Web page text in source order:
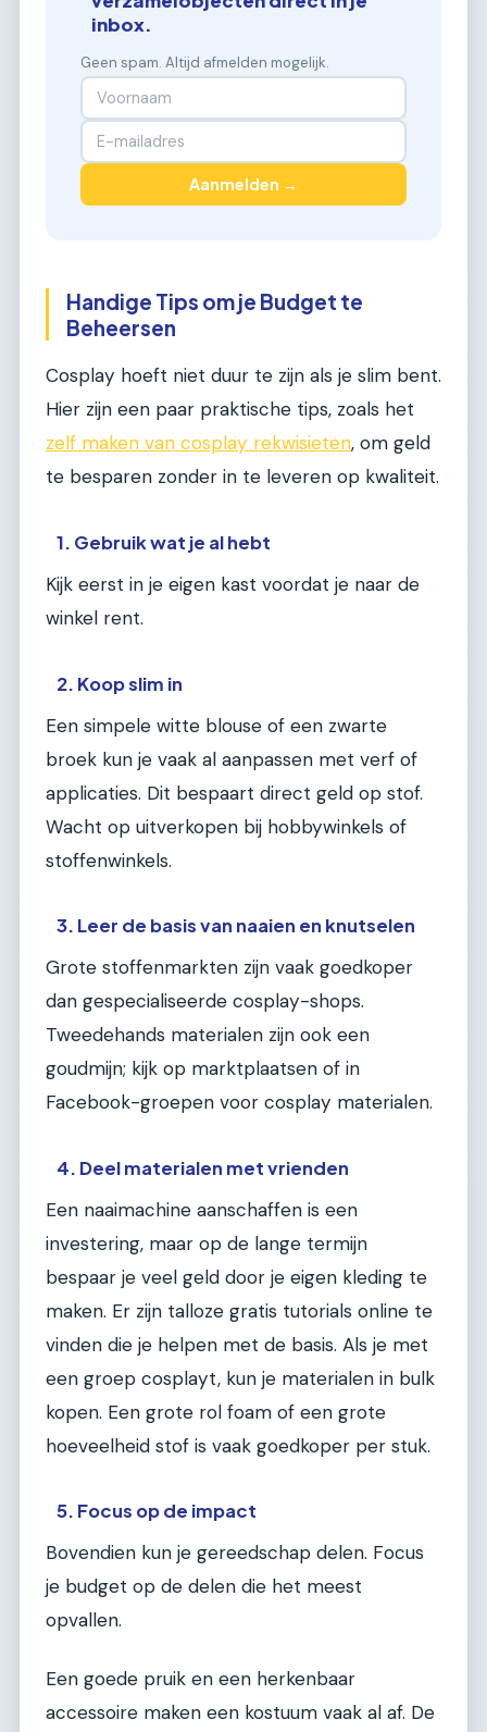
inbox.
Geen spam. Altijd afmelden mogelijk.
Aanmelden →
Handige Tips om je Budget te
Beheersen
Cosplay hoeft niet duur te zijn als je slim bent.
Hier zijn een paar praktische tips, zoals het
zelf maken van cosplay rekwisieten, om geld
te besparen zonder in te leveren op kwaliteit.
1. Gebruik wat je al hebt
Kijk eerst in je eigen kast voordat je naar de
winkel rent.
2. Koop slim in
Een simpele witte blouse of een zwarte
broek kun je vaak al aanpassen met verf of
applicaties. Dit bespaart direct geld op stof.
Wacht op uitverkopen bij hobbywinkels of
stoffenwinkels.
3. Leer de basis van naaien en knutselen
Grote stoffenmarkten zijn vaak goedkoper
dan gespecialiseerde cosplay-shops.
Tweedehands materialen zijn ook een
goudmijn; kijk op marktplaatsen of in
Facebook-groepen voor cosplay materialen.
4. Deel materialen met vrienden
Een naaimachine aanschaffen is een
investering, maar op de lange termijn
bespaar je veel geld door je eigen kleding te
maken. Er zijn talloze gratis tutorials online te
vinden die je helpen met de basis. Als je met
een groep cosplayt, kun je materialen in bulk
kopen. Een grote rol foam of een grote
hoeveelheid stof is vaak goedkoper per stuk.
5. Focus op de impact
Bovendien kun je gereedschap delen. Focus
je budget op de delen die het meest
opvallen.
Een goede pruik en een herkenbaar
accessoire maken een kostuum vaak al af. De